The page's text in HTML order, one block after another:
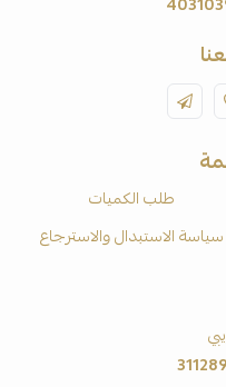
طلب الكميات
سياسة الاستبدال والاسترجاع